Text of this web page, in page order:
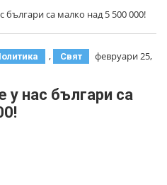
са малко над 5 500 000!
, Свят
февруари 25,
нас българи са